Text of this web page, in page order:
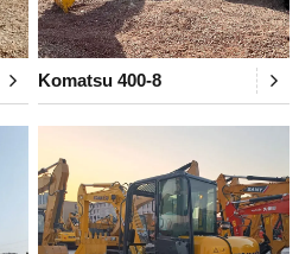
Komatsu 400-8